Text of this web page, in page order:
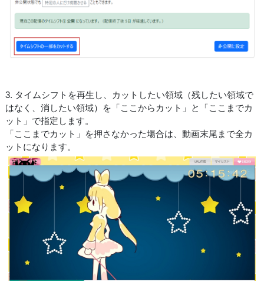
3. タイムシフトを再生し、カットしたい領域（残したい領域で
はなく、消したい領域）を「ここからカット」と「ここまでカ
ット」で指定します。
「ここまでカット」を押さなかった場合は、動画末尾まで全カ
ットになります。